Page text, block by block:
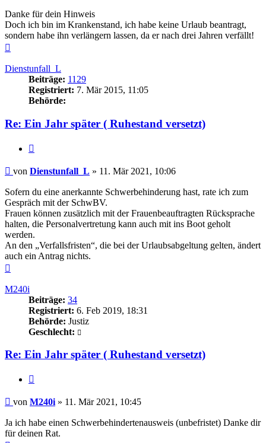
Danke für dein Hinweis
Doch ich bin im Krankenstand, ich habe keine Urlaub beantragt,
sondern habe ihn verlängern lassen, da er nach drei Jahren verfällt!
Dienstunfall_L
Beiträge: 1129
Registriert: 7. Mär 2015, 11:05
Behörde:
Re: Ein Jahr später ( Ruhestand versetzt)
Beitrag
von Dienstunfall_L » 11. Mär 2021, 10:06
Sofern du eine anerkannte Schwerbehinderung hast, rate ich zum
Gespräch mit der SchwBV.
Frauen können zusätzlich mit der Frauenbeauftragten Rücksprache
halten, die Personalvertretung kann auch mit ins Boot geholt
werden.
An den „Verfallsfristen“, die bei der Urlaubsabgeltung gelten, ändert
auch ein Antrag nichts.
M240i
Beiträge: 34
Registriert: 6. Feb 2019, 18:31
Behörde: Justiz
Geschlecht:
Re: Ein Jahr später ( Ruhestand versetzt)
Beitrag
von M240i » 11. Mär 2021, 10:45
Ja ich habe einen Schwerbehindertenausweis (unbefristet) Danke dir
für deinen Rat.